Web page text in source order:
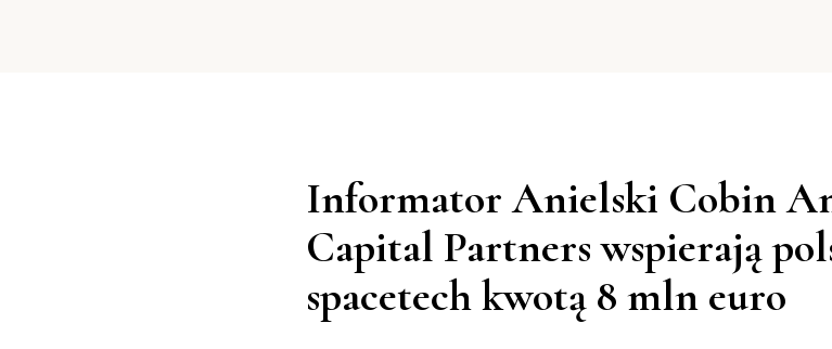
Informator Anielski Cobin
Capital Partners wspierają
spacetech kwotą 8 mln euro